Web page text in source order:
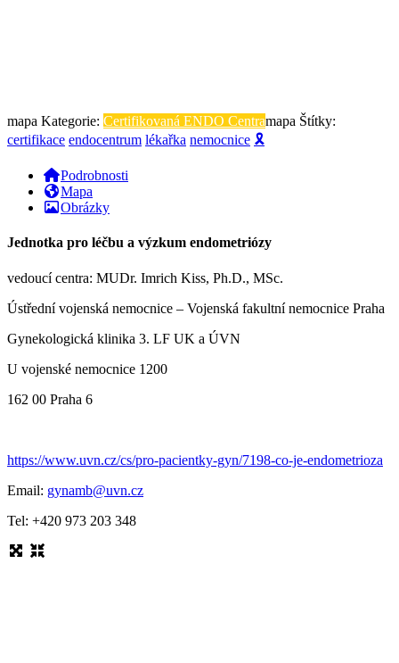
mapa Kategorie: Certifikovaná ENDO Centramapa Štítky:
certifikace endocentrum lékařka nemocnice 🎗
Podrobnosti
Mapa
Obrázky
Jednotka pro léčbu a výzkum endometriózy
vedoucí centra: MUDr. Imrich Kiss, Ph.D., MSc.
Ústřední vojenská nemocnice – Vojenská fakultní nemocnice Praha
Gynekologická klinika 3. LF UK a ÚVN
U vojenské nemocnice 1200
162 00 Praha 6
https://www.uvn.cz/cs/pro-pacientky-gyn/7198-co-je-endometrioza
Email: gynamb@uvn.cz
Tel: +420 973 203 348